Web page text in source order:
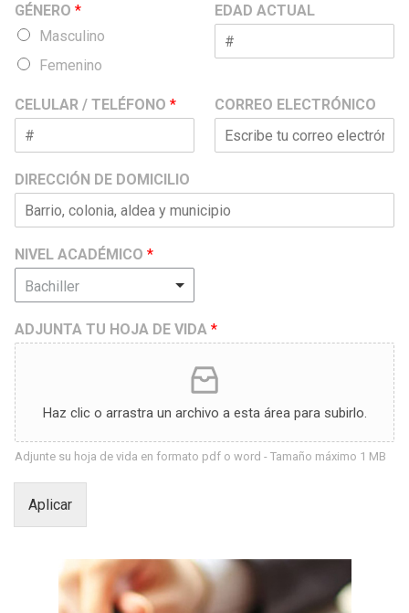
GÉNERO *
Masculino
Femenino
EDAD ACTUAL
CELULAR / TELÉFONO * CORREO ELECTRÓNICO
DIRECCIÓN DE DOMICILIO
NIVEL ACADÉMICO *
Bachiller
ADJUNTA TU HOJA DE VIDA *
Haz clic o arrastra un archivo a esta área para subirlo.
Adjunte su hoja de vida en formato pdf o word - Tamaño máximo 1 MB
Aplicar